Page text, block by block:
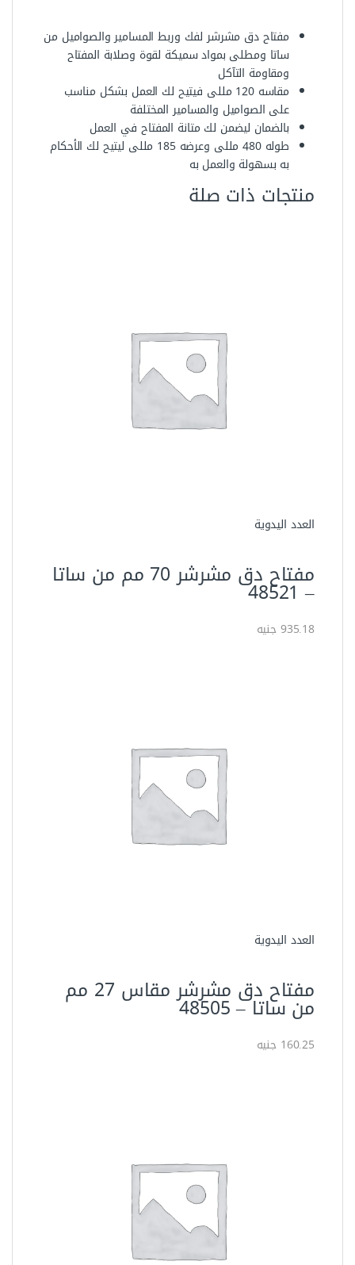
مفتاح دق مشرشر لفك وربط المسامير والصواميل من
ساتا ومطلى بمواد سميكة لقوة وصلابة المفتاح
ومقاومة التآكل
مقاسه 120 مللى فيتيح لك العمل بشكل مناسب
على الصواميل والمسامير المختلفة
بالضمان ليضمن لك متانة المفتاح في العمل
طوله 480 مللى وعرضه 185 مللى ليتيح لك الأحكام
به بسهولة والعمل به
منتجات ذات صلة
العدد اليدوية
مفتاح دق مشرشر 70 مم من ساتا
– ‏48521
935.18 جنيه
العدد اليدوية
مفتاح دق مشرشر مقاس 27 مم
من ساتا – ‏48505‏
160.25 جنيه